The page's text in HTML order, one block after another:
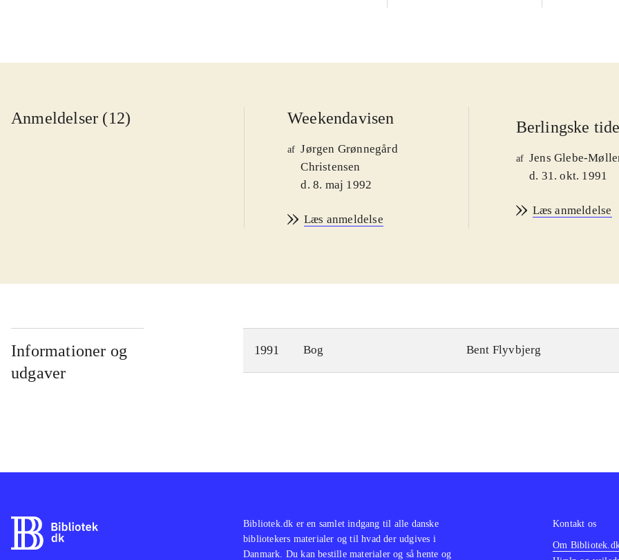
Anmeldelser (12) Weekendavisen
af Jørgen Grønnegård
Christensen
d. 8. maj 1992
Læs anmeldelse
Berlingske
af Jens Glebe-
d. 31. okt. 1991
Læs anmeldelse
Informationer og
udgaver
1991 Bog Bent Flyvbjerg
Bibliotek.dk er en samlet indgang til alle danske
bibliotekers materialer og til hvad der udgives i
Danmark. Du kan bestille materialer og så hente og
Kontakt os
Om